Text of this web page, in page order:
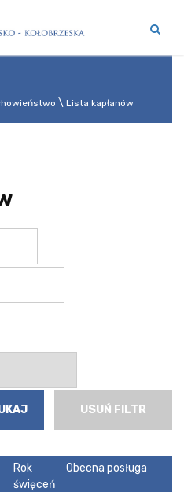
Lista kapłanów
USUŃ FILTR
Rok
święceń
Obecna posługa